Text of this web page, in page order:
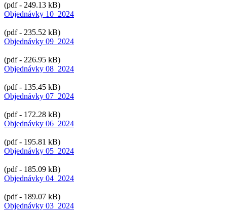
(pdf - 249.13 kB)
Objednávky 10_2024
(pdf - 235.52 kB)
Objednávky 09_2024
(pdf - 226.95 kB)
Objednávky 08_2024
(pdf - 135.45 kB)
Objednávky 07_2024
(pdf - 172.28 kB)
Objednávky 06_2024
(pdf - 195.81 kB)
Objednávky 05_2024
(pdf - 185.09 kB)
Objednávky 04_2024
(pdf - 189.07 kB)
Objednávky 03_2024